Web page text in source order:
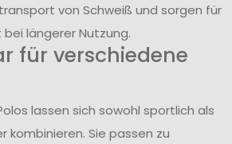
von Schweiß und sorgen für
längerer Nutzung.
für verschiedene
lassen sich sowohl sportlich als
Sie passen zu